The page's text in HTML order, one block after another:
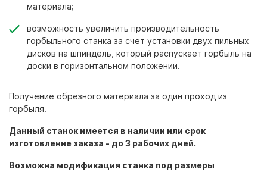
материала;
возможность увеличить производительность
горбыльного станка за счет установки двух пильных
дисков на шпиндель, который распускает горбыль на
доски в горизонтальном положении.
Получение обрезного материала за один проход из
горбыля.
Данный станок имеется в наличии или срок
изготовление заказа - до 3 рабочих дней.
Возможна модификация станка под размеры